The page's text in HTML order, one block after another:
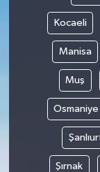
Kocaeli
Manisa
Muş
Osmaniye
Şırnak